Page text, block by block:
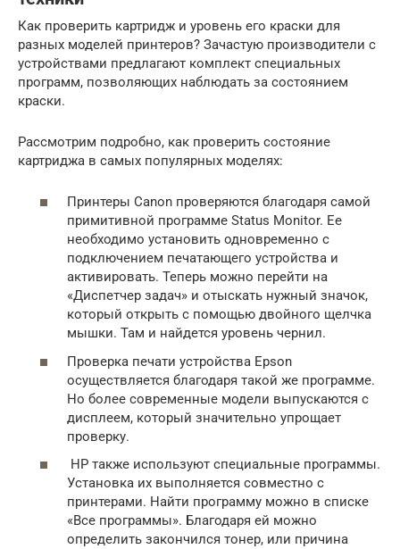
Как проверить картридж и уровень его краски для
разных моделей принтеров? Зачастую производители с
устройствами предлагают комплект специальных
программ, позволяющих наблюдать за состоянием
краски.
Рассмотрим подробно, как проверить состояние
картриджа в самых популярных моделях:
Принтеры Canon проверяются благодаря самой
примитивной программе Status Monitor. Ее
необходимо установить одновременно с
подключением печатающего устройства и
активировать. Теперь можно перейти на
«Диспетчер задач» и отыскать нужный значок,
который открыть с помощью двойного щелчка
мышки. Там и найдется уровень чернил.
Проверка печати устройства Epson
осуществляется благодаря такой же программе.
Но более современные модели выпускаются с
дисплеем, который значительно упрощает
проверку.
НР также используют специальные программы.
Установка их выполняется совместно с
принтерами. Найти программу можно в списке
«Все программы». Благодаря ей можно
определить закончился тонер, или причина